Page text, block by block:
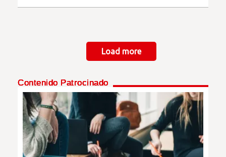
Load more
Contenido Patrocinado